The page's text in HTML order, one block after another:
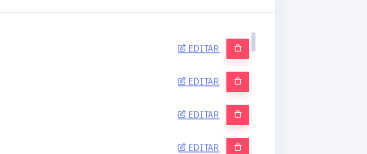
EDITAR
EDITAR
EDITAR
EDITAR